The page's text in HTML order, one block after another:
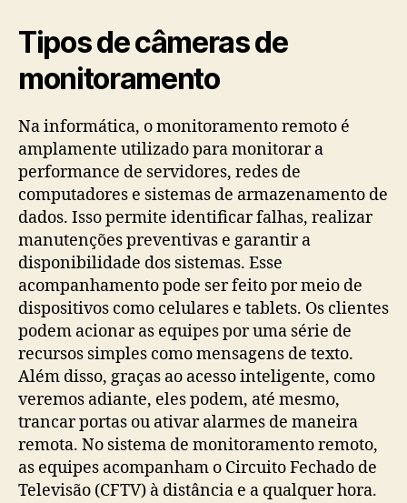
Tipos de câmeras de
monitoramento
Na informática, o monitoramento remoto é
amplamente utilizado para monitorar a
performance de servidores, redes de
computadores e sistemas de armazenamento de
dados. Isso permite identificar falhas, realizar
manutenções preventivas e garantir a
disponibilidade dos sistemas. Esse
acompanhamento pode ser feito por meio de
dispositivos como celulares e tablets. Os clientes
podem acionar as equipes por uma série de
recursos simples como mensagens de texto.
Além disso, graças ao acesso inteligente, como
veremos adiante, eles podem, até mesmo,
trancar portas ou ativar alarmes de maneira
remota. No sistema de monitoramento remoto,
as equipes acompanham o Circuito Fechado de
Televisão (CFTV) à distância e a qualquer hora.